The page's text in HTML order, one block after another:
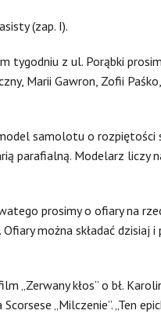
(zap. I).
tygodniu z ul. Porąbki
Marii Gawron, Zofii
samolotu o rozpiętości
parafialną. Modelarz liczy
prosimy o ofiary na
można składać dzisiaj
„Zerwany kłos” o bł.
„Milczenie”. „Ten